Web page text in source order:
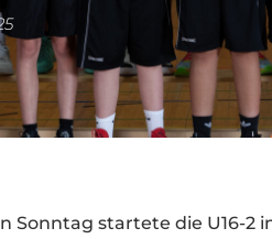
Sonntag startete die U16-2